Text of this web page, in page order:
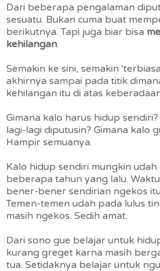
Dari beberapa pengalaman
sesuatu. Bukan cuma buat
berikutnya. Tapi juga biar bisa
kehilangan.
Semakin ke sini, semakin
akhirnya sampai pada titik
kehilangan itu di atas
Gimana kalo harus hidup
lagi-lagi diputusin? Gimana kalo
Hampir semuanya.
Kalo hidup sendiri mungkin udah
beberapa tahun yang lalu.
bener-bener sendirian ngekos
Temen-temen udah pada lulus
masih ngekos. Sedih amat.
Dari sono gue belajar untuk
kurang greget karna masih
tua. Setidaknya belajar untuk